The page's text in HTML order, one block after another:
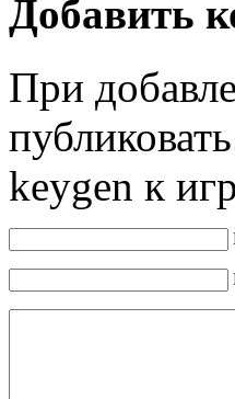
Добавить
При
keygen к